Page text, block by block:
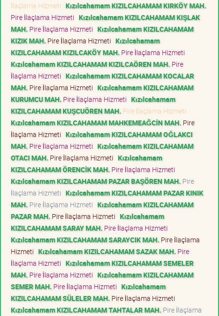
İlaçlama Hizmeti Kızılcahamam KIZILCAHAMAM KIRKÖY MAH.
Pire İlaçlama Hizmeti Kızılcahamam KIZILCAHAMAM KIŞLAK
MAH. Pire İlaçlama Hizmeti Kızılcahamam KIZILCAHAMAM
KIZIK MAH. Pire İlaçlama Hizmeti Kızılcahamam
KIZILCAHAMAM KIZILCAKÖY MAH. Pire İlaçlama Hizmeti
Kızılcahamam KIZILCAHAMAM KIZILCAÖREN MAH. Pire
İlaçlama Hizmeti Kızılcahamam KIZILCAHAMAM KOCALAR
MAH. Pire İlaçlama Hizmeti Kızılcahamam KIZILCAHAMAM
KURUMCU MAH. Pire İlaçlama Hizmeti Kızılcahamam
KIZILCAHAMAM KUŞCUÖREN MAH. Pire İlaçlama Hizmeti
Kızılcahamam KIZILCAHAMAM MAHKEMEAĞCİN MAH. Pire
İlaçlama Hizmeti Kızılcahamam KIZILCAHAMAM OĞLAKCI
MAH. Pire İlaçlama Hizmeti Kızılcahamam KIZILCAHAMAM
OTACI MAH. Pire İlaçlama Hizmeti Kızılcahamam
KIZILCAHAMAM ÖRENCİK MAH. Pire İlaçlama Hizmeti
Kızılcahamam KIZILCAHAMAM PAZAR BAŞÖREN MAH. Pire
İlaçlama Hizmeti Kızılcahamam KIZILCAHAMAM PAZAR KINIK
MAH. Pire İlaçlama Hizmeti Kızılcahamam KIZILCAHAMAM
PAZAR MAH. Pire İlaçlama Hizmeti Kızılcahamam
KIZILCAHAMAM SARAY MAH. Pire İlaçlama Hizmeti
Kızılcahamam KIZILCAHAMAM SARAYCIK MAH. Pire İlaçlama
Hizmeti Kızılcahamam KIZILCAHAMAM SAZAK MAH. Pire
İlaçlama Hizmeti Kızılcahamam KIZILCAHAMAM SEMELER
MAH. Pire İlaçlama Hizmeti Kızılcahamam KIZILCAHAMAM
SEMER MAH. Pire İlaçlama Hizmeti Kızılcahamam
KIZILCAHAMAM SÜLELER MAH. Pire İlaçlama Hizmeti
Kızılcahamam KIZILCAHAMAM TAHTALAR MAH. Pire İlaçlama